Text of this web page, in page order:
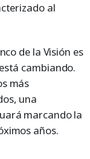
al
de la Visión es
cambiando.
más
una
marcando la
años.